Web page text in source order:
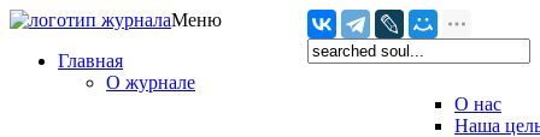
Меню
Главная
О журнале
О нас
Наша